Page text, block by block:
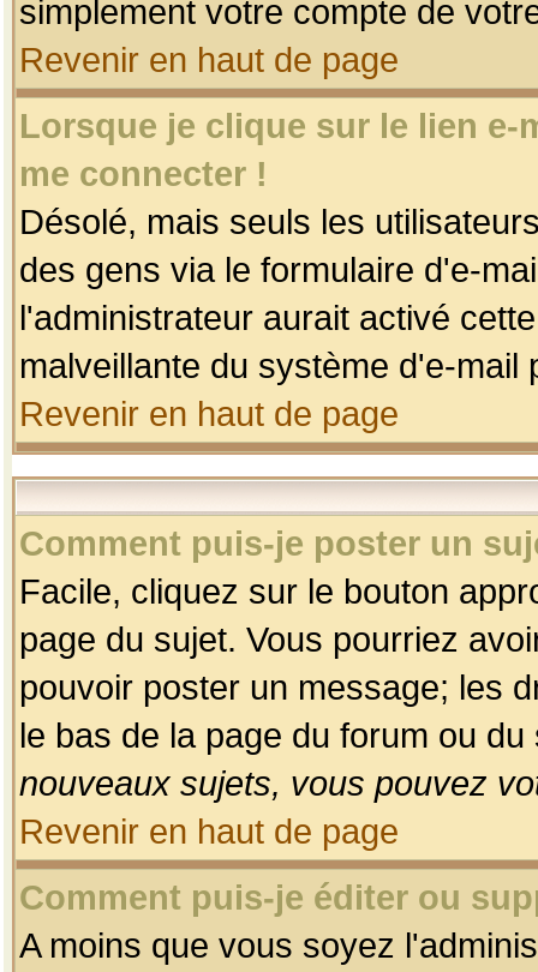
simplement votre compte de
Revenir en haut de page
Lorsque je clique sur le lien
me connecter !
Désolé, mais seuls les
des gens via le formulaire d'e-
l'administrateur aurait activé
malveillante du système d'e-
Revenir en haut de page
Comment puis-je poster un
Facile, cliquez sur le bouton
page du sujet. Vous pourriez
pouvoir poster un message; les
le bas de la page du forum ou
nouveaux sujets, vous pouvez
Revenir en haut de page
Comment puis-je éditer ou
A moins que vous soyez